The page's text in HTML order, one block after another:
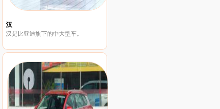
汉
汉是比亚迪旗下的中大型车。